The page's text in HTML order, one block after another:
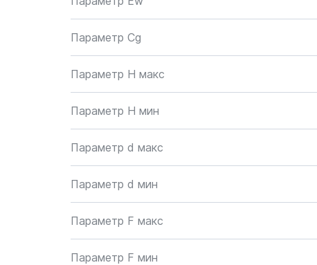
Параметр Cg
Параметр H макс
Параметр H мин
Параметр d макс
Параметр d мин
Параметр F макс
Параметр F мин